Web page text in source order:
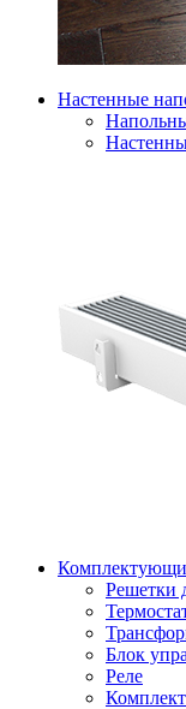
Настенные
Решетки
Блок
Реле